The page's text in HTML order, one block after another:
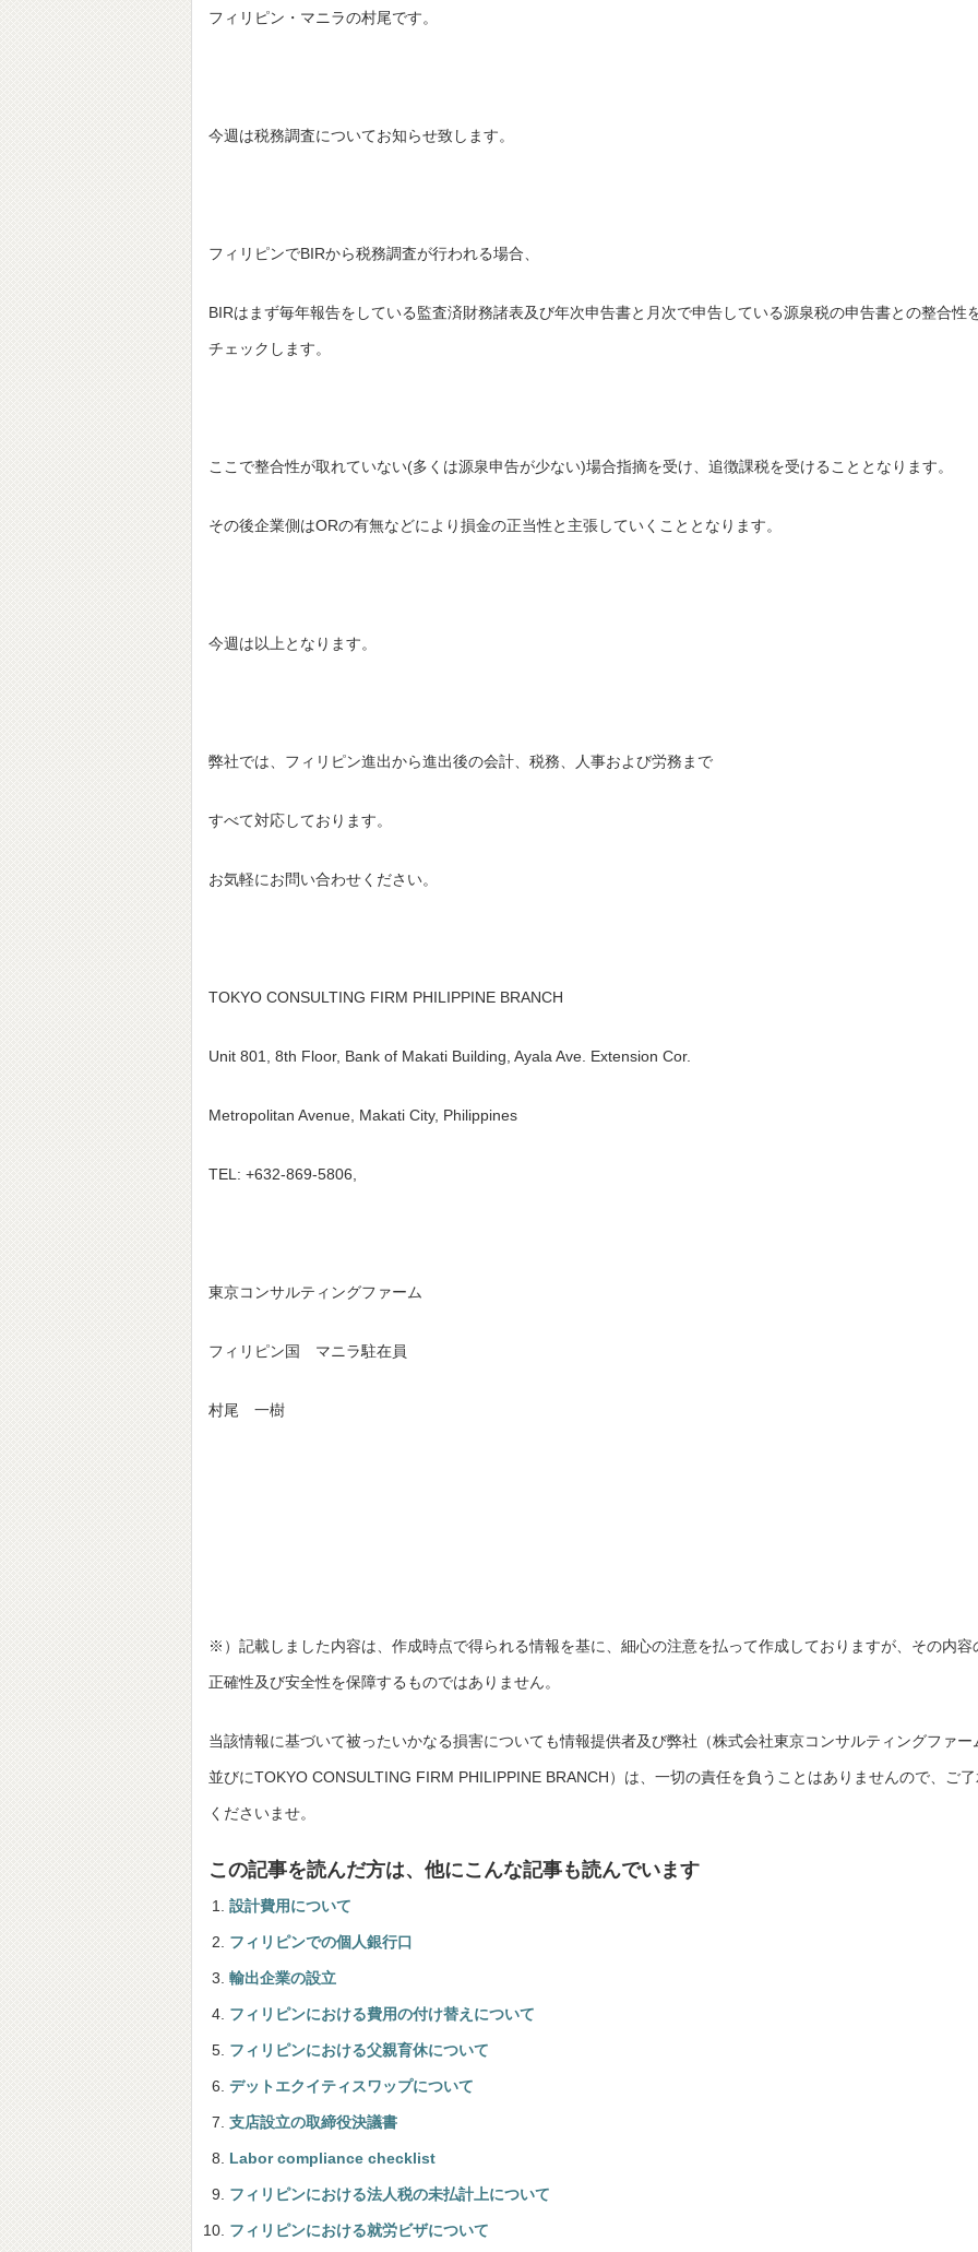
フィリピン・マニラの村尾です。
今週は税務調査についてお知らせ致します。
フィリピンでBIRから税務調査が行われる場合、
BIRはまず毎年報告をしている監査済財務諸表及び年次申告書と月次で申告している源泉税の申告書との整合性
チェックします。
ここで整合性が取れていない(多くは源泉申告が少ない)場合指摘を受け、追徴課税を受けることとなります。
その後企業側はORの有無などにより損金の正当性と主張していくこととなります。
今週は以上となります。
弊社では、フィリピン進出から進出後の会計、税務、人事および労務まで
すべて対応しております。
お気軽にお問い合わせください。
TOKYO CONSULTING FIRM PHILIPPINE BRANCH
Unit 801, 8th Floor, Bank of Makati Building, Ayala Ave. Extension Cor.
Metropolitan Avenue, Makati City, Philippines
TEL: +632-869-5806,
東京コンサルティングファーム
フィリピン国 マニラ駐在員
村尾 一樹
※）記載しました内容は、作成時点で得られる情報を基に、細心の注意を払って作成しておりますが、その内容
正確性及び安全性を保障するものではありません。
当該情報に基づいて被ったいかなる損害についても情報提供者及び弊社（株式会社東京コンサルティングファー
並びにTOKYO CONSULTING FIRM PHILIPPINE BRANCH）は、一切の責任を負うことはありませんので、ご
くださいませ。
この記事を読んだ方は、他にこんな記事も読んでいます
設計費用について
フィリピンでの個人銀行口
輸出企業の設立
フィリピンにおける費用の付け替えについて
フィリピンにおける父親育休について
デットエクイティスワップについて
支店設立の取締役決議書
Labor compliance checklist
フィリピンにおける法人税の未払計上について
フィリピンにおける就労ビザについて